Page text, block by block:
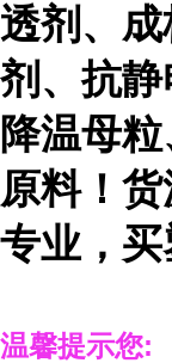
透剂、
剂、抗静
降温母
原料！
专业，买
温馨提示您: